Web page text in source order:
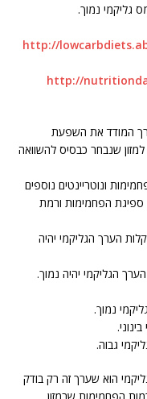
גליקמי נמוך.
http://
http://
המודד את השפעת
שנבחר כבסיס להשוואה
ונוטריינטים נוספים
ספיגת הפחמימות ורמת
הערך הגליקמי יהיה
הגליקמי יהיה נמוך.
הוא שערך זה רק בודק